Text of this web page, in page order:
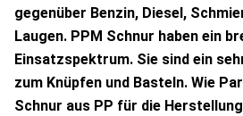
gegenüber Benzin, Diesel,
Laugen. PPM Schnur haben ein
Einsatzspektrum. Sie sind ein
zum Knüpfen und Basteln. Wie
Schnur aus PP für die